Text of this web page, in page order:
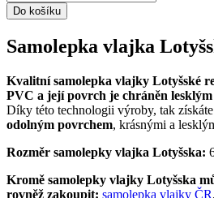
Do košíku
Samolepka vlajka
Kvalitní samolepka vlajky Lotyšské
PVC a její povrch je chráněn
Díky této technologii výroby, tak získáte
odolným povrchem, krásnými a
Rozměr samolepky vlajka Lotyšska:
Kromě samolepky vlajky Lotyšska
rovněž zakoupit: samolepka vlajky ČR,